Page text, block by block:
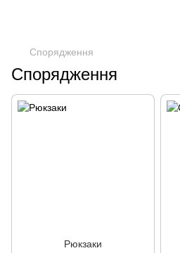
Спорядження
Спорядження
Рюкзаки